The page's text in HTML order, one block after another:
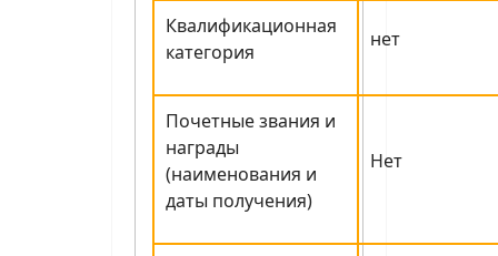
Квалификационная
категория
нет
Почетные звания и
награды
(наименования и
даты получения)
Нет